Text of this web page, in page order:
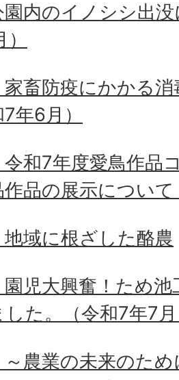
園内のイノシシ出
家畜防疫にかかる
年6月）
令和7年度愛鳥作品
作品の展示につい
地域に根ざした酪農
園児大興奮！ため
した。（令和7年7
～農業の未来のた